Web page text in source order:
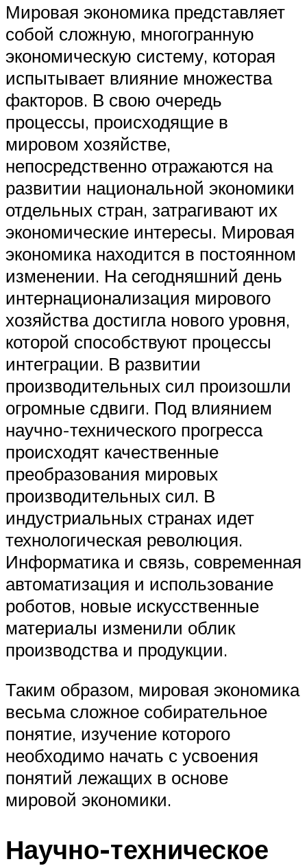
Мировая экономика представляет
собой сложную, многогранную
экономическую систему, которая
испытывает влияние множества
факторов. В свою очередь
процессы, происходящие в
мировом хозяйстве,
непосредственно отражаются на
развитии национальной экономики
отдельных стран, затрагивают их
экономические интересы. Мировая
экономика находится в постоянном
изменении. На сегодняшний день
интернационализация мирового
хозяйства достигла нового уровня,
которой способствуют процессы
интеграции. В развитии
производительных сил произошли
огромные сдвиги. Под влиянием
научно-технического прогресса
происходят качественные
преобразования мировых
производительных сил. В
индустриальных странах идет
технологическая революция.
Информатика и связь, современная
автоматизация и использование
роботов, новые искусственные
материалы изменили облик
производства и продукции.
Таким образом, мировая экономика
весьма сложное собирательное
понятие, изучение которого
необходимо начать с усвоения
понятий лежащих в основе
мировой экономики.
Научно-техническое